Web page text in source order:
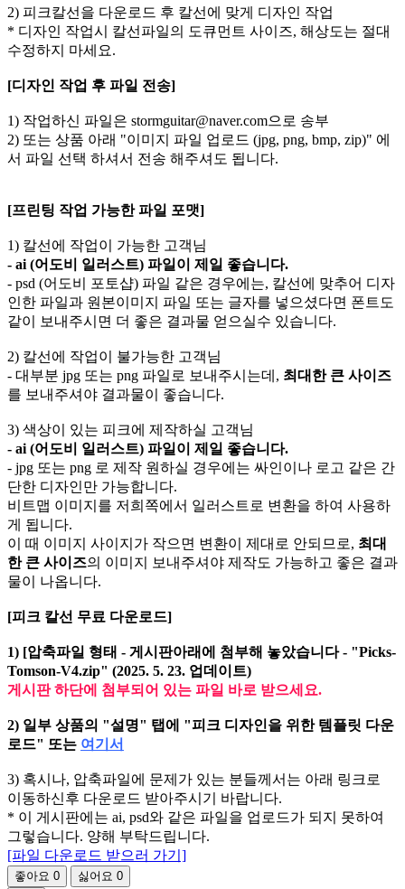
2) 피크칼선을 다운로드 후 칼선에 맞게 디자인 작업
* 디자인 작업시 칼선파일의 도큐먼트 사이즈, 해상도는 절대
수정하지 마세요.
[디자인 작업 후 파일 전송]
1) 작업하신 파일은 stormguitar@naver.com으로 송부
2) 또는 상품 아래 "이미지 파일 업로드 (jpg, png, bmp, zip)" 에
서 파일 선택 하셔서 전송 해주셔도 됩니다.
[프린팅 작업 가능한 파일 포맷]
1) 칼선에 작업이 가능한 고객님
- ai (어도비 일러스트) 파일이 제일 좋습니다.
- psd (어도비 포토샵) 파일 같은 경우에는, 칼선에 맞추어 디자
인한 파일과 원본이미지 파일 또는 글자를 넣으셨다면 폰트도
같이 보내주시면 더 좋은 결과물 얻으실수 있습니다.
2) 칼선에 작업이 불가능한 고객님
- 대부분 jpg 또는 png 파일로 보내주시는데, 최대한 큰 사이즈
를 보내주셔야 결과물이 좋습니다.
3) 색상이 있는 피크에 제작하실 고객님
- ai (어도비 일러스트) 파일이 제일 좋습니다.
- jpg 또는 png 로 제작 원하실 경우에는 싸인이나 로고 같은 간
단한 디자인만 가능합니다.
비트맵 이미지를 저희쪽에서 일러스트로 변환을 하여 사용하
게 됩니다.
이 때 이미지 사이지가 작으면 변환이 제대로 안되므로, 최대
한 큰 사이즈의 이미지 보내주셔야 제작도 가능하고 좋은 결과
물이 나옵니다.
[피크 칼선 무료 다운로드]
1) [압축파일 형태 - 게시판아래에 첨부해 놓았습니다 - "Picks-
Tomson-V4.zip" (2025. 5. 23. 업데이트)
게시판 하단에 첨부되어 있는 파일 바로 받으세요.
2) 일부 상품의 "설명" 탭에 "피크 디자인을 위한 템플릿 다운
로드" 또는 여기서
3) 혹시나, 압축파일에 문제가 있는 분들께서는 아래 링크로
이동하신후 다운로드 받아주시기 바랍니다.
* 이 게시판에는 ai, psd와 같은 파일을 업로드가 되지 못하여
그렇습니다. 양해 부탁드립니다.
[파일 다운로드 받으러 가기]
좋아요 0 싫어요 0